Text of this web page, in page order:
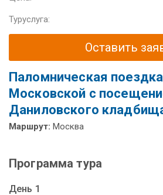
Туруслуга:
Оставить
Паломническая
Московской с
Даниловского
Маршрут: Москва
Программа тура
День 1